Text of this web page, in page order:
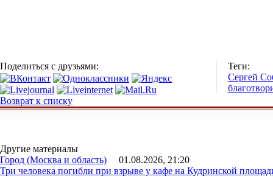
Поделиться с друзьями:
Теги:
Сергей
Возврат к списку
Другие материалы
Город (Москва и область) 01.08.2026, 21:20
Три человека погибли при взрыве у кафе на Кудринской